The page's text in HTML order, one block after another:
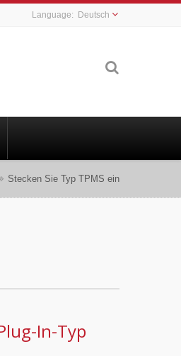
Deutsch
Stecken Sie Typ TPMS ein
In-Typ